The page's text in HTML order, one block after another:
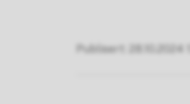
Publisert 28.10.2024